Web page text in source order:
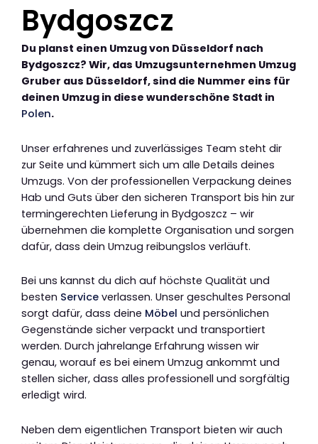
Bydgoszcz
Du planst einen Umzug von Düsseldorf nach
Bydgoszcz? Wir, das Umzugsunternehmen Umzug
Gruber aus Düsseldorf, sind die Nummer eins für
deinen Umzug in diese wunderschöne Stadt in
Polen.
Unser erfahrenes und zuverlässiges Team steht dir
zur Seite und kümmert sich um alle Details deines
Umzugs. Von der professionellen Verpackung deines
Hab und Guts über den sicheren Transport bis hin zur
termingerechten Lieferung in Bydgoszcz – wir
übernehmen die komplette Organisation und sorgen
dafür, dass dein Umzug reibungslos verläuft.
Bei uns kannst du dich auf höchste Qualität und
besten Service verlassen. Unser geschultes Personal
sorgt dafür, dass deine Möbel und persönlichen
Gegenstände sicher verpackt und transportiert
werden. Durch jahrelange Erfahrung wissen wir
genau, worauf es bei einem Umzug ankommt und
stellen sicher, dass alles professionell und sorgfältig
erledigt wird.
Neben dem eigentlichen Transport bieten wir auch